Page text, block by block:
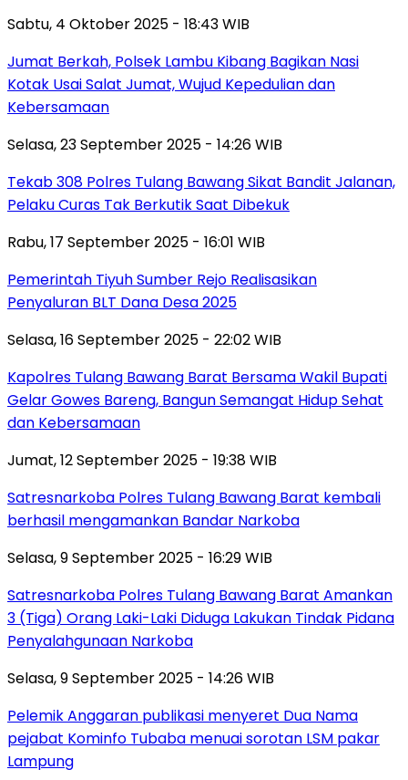
Sabtu, 4 Oktober 2025 - 18:43 WIB
Jumat Berkah, Polsek Lambu Kibang Bagikan Nasi
Kotak Usai Salat Jumat, Wujud Kepedulian dan
Kebersamaan
Selasa, 23 September 2025 - 14:26 WIB
Tekab 308 Polres Tulang Bawang Sikat Bandit Jalanan,
Pelaku Curas Tak Berkutik Saat Dibekuk
Rabu, 17 September 2025 - 16:01 WIB
Pemerintah Tiyuh Sumber Rejo Realisasikan
Penyaluran BLT Dana Desa 2025
Selasa, 16 September 2025 - 22:02 WIB
Kapolres Tulang Bawang Barat Bersama Wakil Bupati
Gelar Gowes Bareng, Bangun Semangat Hidup Sehat
dan Kebersamaan
Jumat, 12 September 2025 - 19:38 WIB
Satresnarkoba Polres Tulang Bawang Barat kembali
berhasil mengamankan Bandar Narkoba
Selasa, 9 September 2025 - 16:29 WIB
Satresnarkoba Polres Tulang Bawang Barat Amankan
3 (Tiga) Orang Laki-Laki Diduga Lakukan Tindak Pidana
Penyalahgunaan Narkoba
Selasa, 9 September 2025 - 14:26 WIB
Pelemik Anggaran publikasi menyeret Dua Nama
pejabat Kominfo Tubaba menuai sorotan LSM pakar
Lampung